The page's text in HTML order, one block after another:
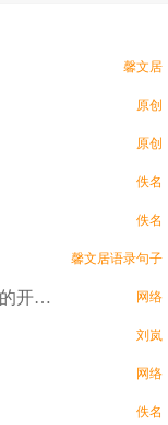
馨文居
原创
原创
佚名
佚名
馨文居语录句子
痛到心里的伤感语录：太过在乎就是失去的开始（精选12句） 网络
刘岚
网络
佚名